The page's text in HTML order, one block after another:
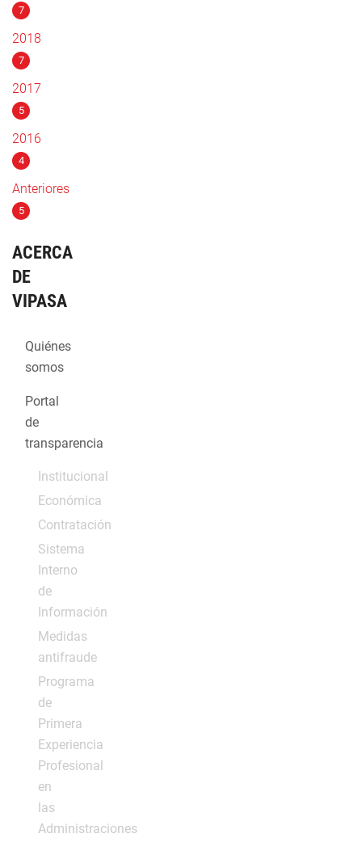
7
2018
7
2017
5
2016
4
Anteriores
5
ACERCA
DE
VIPASA
Quiénes
somos
Portal
de
transparencia
Institucional
Económica
Contratación
Sistema
Interno
de
Información
Medidas
antifraude
Programa
de
Primera
Experiencia
Profesional
en
las
Administraciones